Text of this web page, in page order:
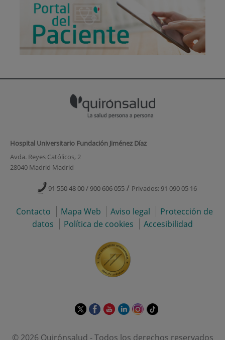
Hospital Universitario Fundación Jiménez Díaz
Avda. Reyes Católicos, 2
28040 Madrid Madrid
91 550 48 00 / 900 606 055 / Privados: 91 090 05 16
Contacto Mapa Web Aviso legal
Protección de
datos
Política de cookies Accesibilidad
EsteEsteEsteEsteEsteEnlace
© 2026 Quirónsalud - Todos los derechos reservados